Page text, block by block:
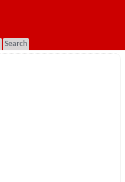
Search